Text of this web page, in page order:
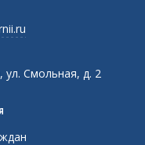
ул. Смольная, д. 2